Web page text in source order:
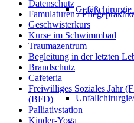
Datenschutz
Famulaturen /
Geschwisterkurs
Kurse im Schwimmbad
Traumazentrum
Begleitung in der letzten
Brandschutz
Cafeteria
Freiwilliges Soziales Jahr
(BFD)
Palliativstation
Kinder-Yoga